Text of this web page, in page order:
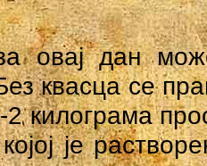
овај дан
квасца се
2 килограма
је